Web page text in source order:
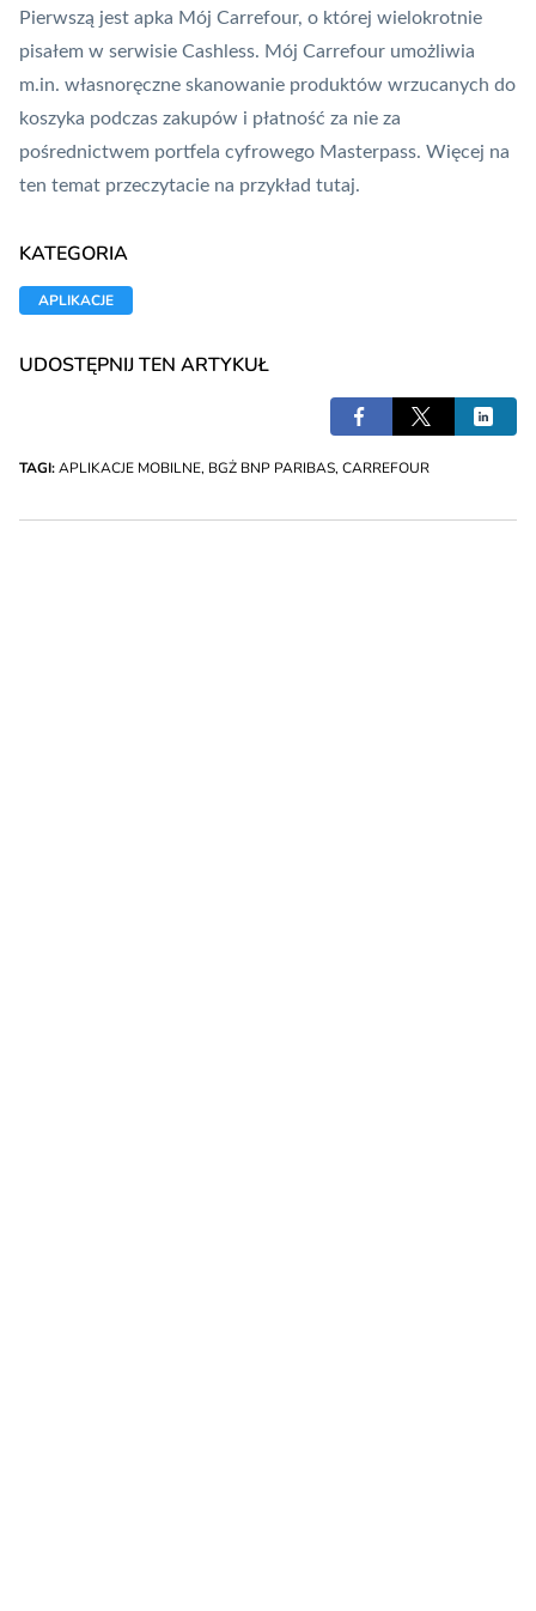
Pierwszą jest apka Mój Carrefour, o której wielokrotnie
pisałem w serwisie Cashless. Mój Carrefour umożliwia
m.in. własnoręczne skanowanie produktów wrzucanych do
koszyka podczas zakupów i płatność za nie za
pośrednictwem portfela cyfrowego Masterpass. Więcej na
ten temat przeczytacie na przykład tutaj.
KATEGORIA
APLIKACJE
UDOSTĘPNIJ TEN ARTYKUŁ
TAGI:APLIKACJE MOBILNE, BGŻ BNP PARIBAS, CARREFOUR